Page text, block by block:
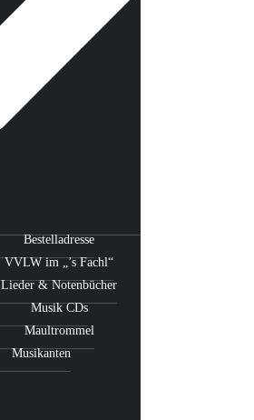
Bestelladresse
VVLW im „’s Fachl“
Lieder & Notenbücher
Musik CDs
Maultrommel
Musikanten